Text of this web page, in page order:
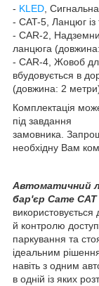
- KLED,
- CAT-5, Ланцюг
- CAR-2,
ланцюга
- CAR-4, Жовоб
вбудовується в
(довжина: 2
Комплектація
під завдання
замовника.
необхідну Вам
Автоматичний
бар'єр Came CAT
й контролю
паркування та
ідеальним
навіть з одним
в одній із яких